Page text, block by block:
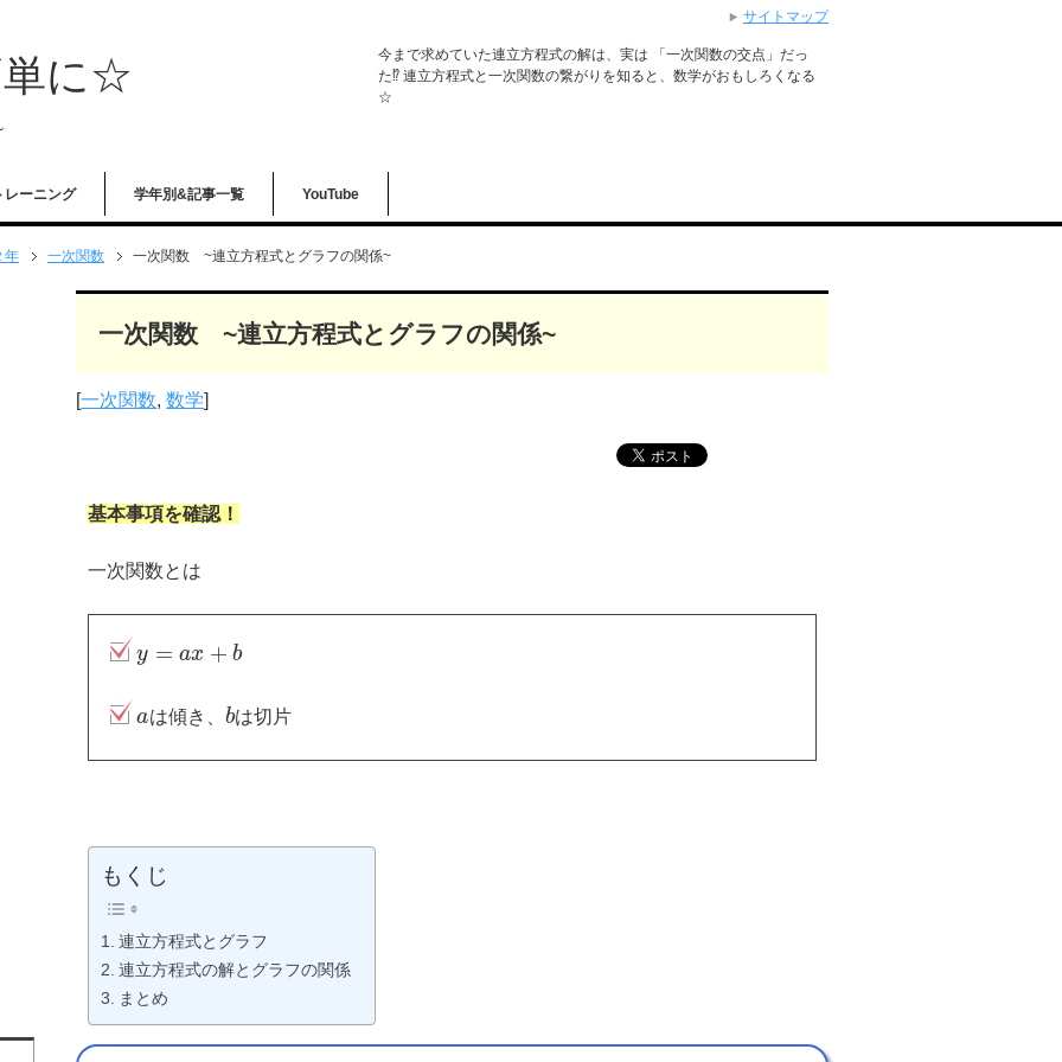
単に☆
今まで求めていた連立方程式の解は、実は 「一次関数の交点」だっ
た⁉︎ 連立方程式と一次関数の繋がりを知ると、数学がおもしろくなる
☆
レーニング 学年別&記事一覧 YouTube
年 一次関数 一次関数 ~連立方程式とグラフの関係~
一次関数 ~連立方程式とグラフの関係~
[一次関数,数学]
基本事項を確認！
一次関数とは
y = ax + b
aは傾き、bは切片
もくじ
連立方程式とグラフ
連立方程式の解とグラフの関係
まとめ
サイトマップ